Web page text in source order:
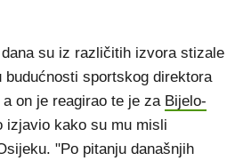
su iz različitih izvora stizale
budućnosti sportskog direktora
on je reagirao te je za Bijelo-
izjavio kako su mu misli
"Po pitanju današnjih